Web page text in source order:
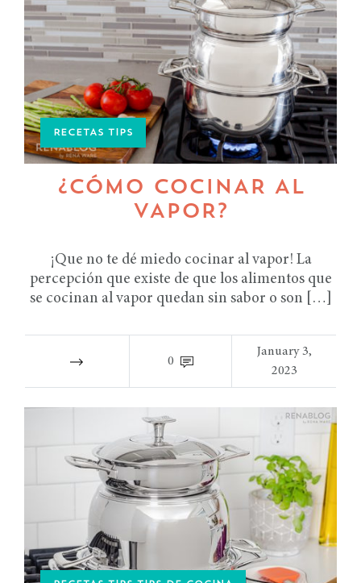
RECETAS TIPS
¿CÓMO COCINAR AL
VAPOR?
¡Que no te dé miedo cocinar al vapor! La
percepción que existe de que los alimentos que
se cocinan al vapor quedan sin sabor o son […]
0
January 3,
2023